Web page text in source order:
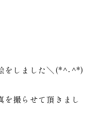
をしました＼(*^-^*)
を撮らせて頂きまし